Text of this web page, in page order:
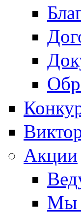
Акции
Мы